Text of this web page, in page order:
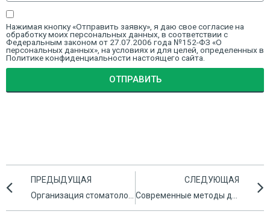
Нажимая кнопку «Отправить заявку», я даю свое согласие на
обработку моих персональных данных, в соответствии с
Федеральным законом от 27.07.2006 года №152-ФЗ «О
персональных данных», на условиях и для целей, определенных в
Политике конфиденциальности настоящего сайта.
ОТПРАВИТЬ
ПРЕДЫДУЩАЯ
СЛЕДУЮЩАЯ